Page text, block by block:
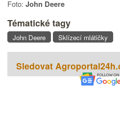
Foto: John Deere
Tématické tagy
John Deere Sklízecí mlátičky
Sledovat